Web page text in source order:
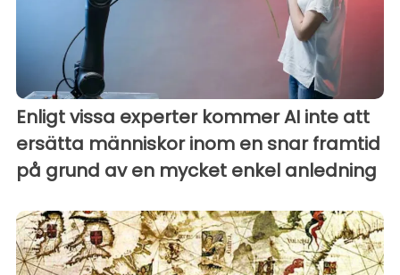
Enligt vissa experter kommer AI inte att
ersätta människor inom en snar framtid
på grund av en mycket enkel anledning